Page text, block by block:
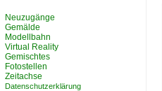
Neuzugänge
Gemälde
Modellbahn
Virtual Reality
Gemischtes
Fotostellen
Zeitachse
Datenschutzerklärung